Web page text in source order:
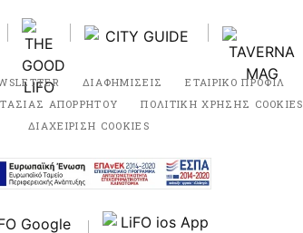
ΔΙΑΦΗΜΙΣΕΙΣ ΕΤΑΙΡΙΚΟ ΠΡΟΦΙΛ
ΑΠΟΡΡΗΤΟΥ
ΠΟΛΙΤΙΚΗ ΧΡΗΣΗΣ COOKIES
ΔΙΑΧΕΙΡΙΣΗ COOKIES